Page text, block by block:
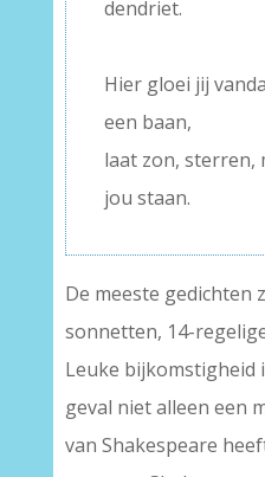
dendriet.
Hier gloei jij
een baan,
laat zon, sterren,
jou staan.
De meeste gedichten
sonnetten, 14-
Leuke bijkomstigheid
geval niet alleen een
van Shakespeare